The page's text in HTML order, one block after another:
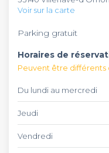
adapté aux personnes
Voir sur la carte
Parking gratuit
Horaires de
Peuvent être différents
Du lundi au mercredi
Jeudi
Vendredi